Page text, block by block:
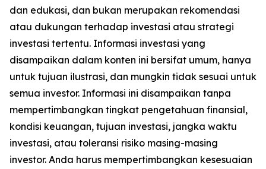
dan edukasi, dan bukan merupakan rekomendasi
atau dukungan terhadap investasi atau strategi
investasi tertentu. Informasi investasi yang
disampaikan dalam konten ini bersifat umum, hanya
untuk tujuan ilustrasi, dan mungkin tidak sesuai untuk
semua investor. Informasi ini disampaikan tanpa
mempertimbangkan tingkat pengetahuan finansial,
kondisi keuangan, tujuan investasi, jangka waktu
investasi, atau toleransi risiko masing-masing
investor. Anda harus mempertimbangkan kesesuaian